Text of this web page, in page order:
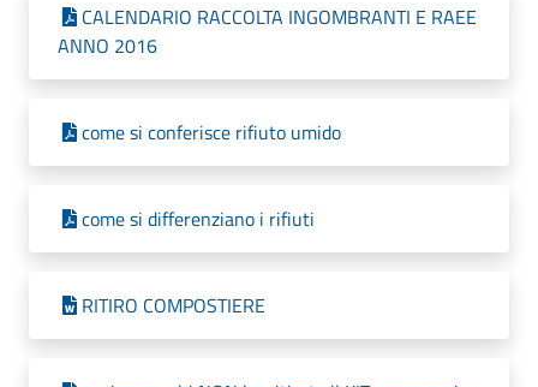
CALENDARIO RACCOLTA INGOMBRANTI E RAEE
ANNO 2016
come si conferisce rifiuto umido
come si differenziano i rifiuti
RITIRO COMPOSTIERE